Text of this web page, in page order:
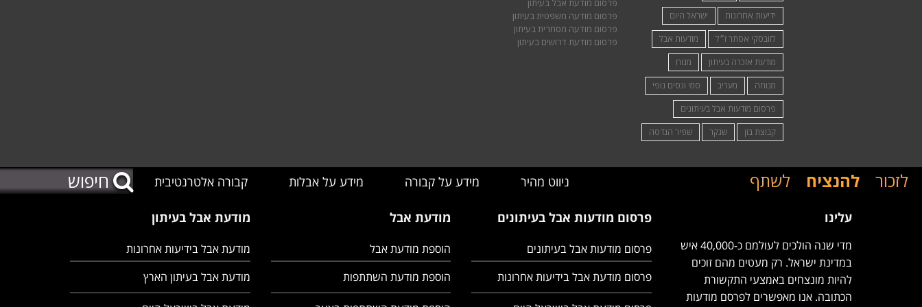
ידיעות אחרונות
ישראל היום
לזובסקי אסתר ז״ל
מודעות אבל
מודעת אזכרה בעיתון
מנוח
מנוחה
מעריב
סמי ונסים נופי
פרסום מודעות אבל בעיתונים
קבוצת בזן
שנקר שפיר הנדסה
פרסום מודעת אבל בעיתון
פרסום מודעה משפטית בעיתון
פרסום מודעה מסחרית בעיתון
פרסום מודעת דרושים בעיתון
ניווט מהיר מידע על קבורה מידע על אבלות קבורה אלטרנטיבית לזכור להנציח לשתף
עלינו
מדי שנה הולכים לעולמם כ-40,000 איש
במדינת ישראל. רק מעטים מהם זוכים
להיות מונצחים באמצעי התקשורת
הכתובה. אנו מאפשרים לפרסם מודעות
פרסום מודעות אבל בעיתונים
פרסום מודעות אבל בעיתונים
פרסום מודעת אבל בידיעות אחרונות
מודעת אבל
הוספת מודעת אבל
הוספת מודעת השתתפות
מודעת אבל בעיתון
מודעת אבל בידיעות אחרונות
מודעת אבל בעיתון הארץ